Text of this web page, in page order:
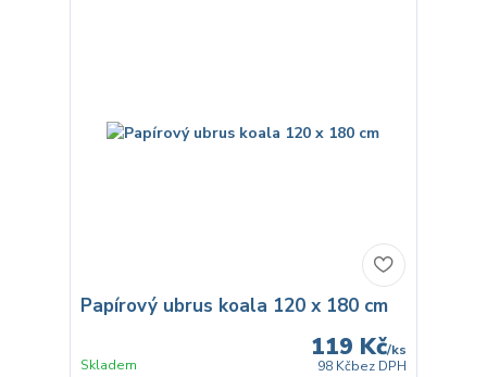
Papírový ubrus koala 120 x 180 cm
119 Kč/ks
98 Kčbez DPH
Skladem